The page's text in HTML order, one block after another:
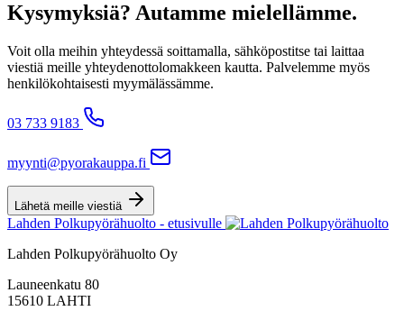
Kysymyksiä? Autamme mielellämme.
Voit olla meihin yhteydessä soittamalla, sähköpostitse tai laittaa
viestiä meille yhteydenottolomakkeen kautta. Palvelemme myös
henkilökohtaisesti myymälässämme.
03 733 9183
myynti@pyorakauppa.fi
Lähetä meille viestiä
Lahden Polkupyörähuolto - etusivulle
Lahden Polkupyörähuolto Oy
Launeenkatu 80
15610 LAHTI